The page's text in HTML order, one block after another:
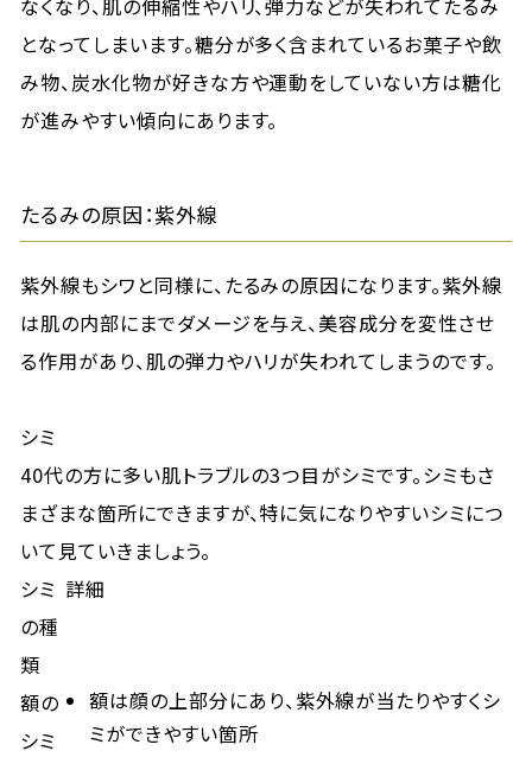
なくなり、肌の伸縮性やハリ、弾力などが失われてたるみ
となってしまいます。糖分が多く含まれているお菓子や飲
み物、炭水化物が好きな方や運動をしていない方は糖化
が進みやすい傾向にあります。
たるみの原因：紫外線
紫外線もシワと同様に、たるみの原因になります。紫外線
は肌の内部にまでダメージを与え、美容成分を変性させ
る作用があり、肌の弾力やハリが失われてしまうのです。
シミ
40代の方に多い肌トラブルの3つ目がシミです。シミもさ
まざまな箇所にできますが、特に気になりやすいシミにつ
いて見ていきましょう。
シミ
の種
類
詳細
額の
シミ
額は顔の上部分にあり、紫外線が当たりやすくシ
ミができやすい箇所